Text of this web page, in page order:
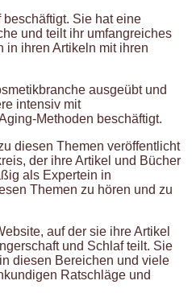
Sie hat eine
und teilt ihr umfangreiches
in ihren Artikeln mit ihren
ausgeübt und
intensiv mit
Methoden beschäftigt.
diesen Themen veröffentlicht
der ihre Artikel und Bücher
als Expertein in
Themen zu hören und zu
auf der sie ihre Artikel
und Schlaf teilt. Sie
diesen Bereichen und viele
Ratschläge und